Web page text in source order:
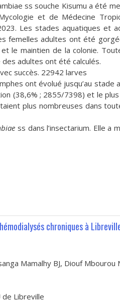
ss souche Kisumu a été
et de Médecine
Les stades aquatiques et
femelles adultes ont été
le maintien de la colonie.
adultes ont été calculés.
succès. 22942 larves
ont évolué jusqu’au stade
(38,6% ; 2855/7398) et le
plus nombreuses dans
ss dans l’insectarium. Elle a
chroniques à
Mamalhy BJ, Diouf Mbourou
Libreville